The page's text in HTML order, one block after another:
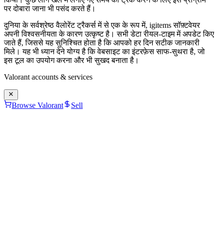
पर दोबारा जाना भी पसंद करते हैं।
दुनिया के सर्वश्रेष्ठ वैलोरेंट ट्रैकर्स में से एक के रूप में, igitems सॉफ़्टवेयर
अपनी विश्वसनीयता के कारण उत्कृष्ट है। सभी डेटा रीयल-टाइम में अपडेट किए
जाते हैं, जिससे यह सुनिश्चित होता है कि आपको हर दिन सटीक जानकारी
मिले। यह भी ध्यान देने योग्य है कि वेबसाइट का इंटरफ़ेस साफ-सुथरा है, जो
इस टूल का उपयोग करना और भी सुखद बनाता है।
Valorant accounts & services
Browse Valorant Sell